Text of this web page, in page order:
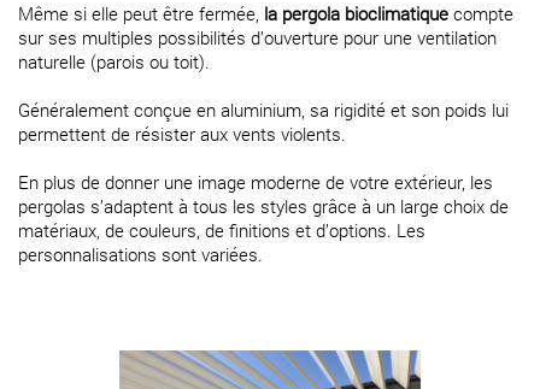
Même si elle peut être fermée, la pergola bioclimatique compte
sur ses multiples possibilités d’ouverture pour une ventilation
naturelle (parois ou toit).
Généralement conçue en aluminium, sa rigidité et son poids lui
permettent de résister aux vents violents.
En plus de donner une image moderne de votre extérieur, les
pergolas s’adaptent à tous les styles grâce à un large choix de
matériaux, de couleurs, de finitions et d’options. Les
personnalisations sont variées.